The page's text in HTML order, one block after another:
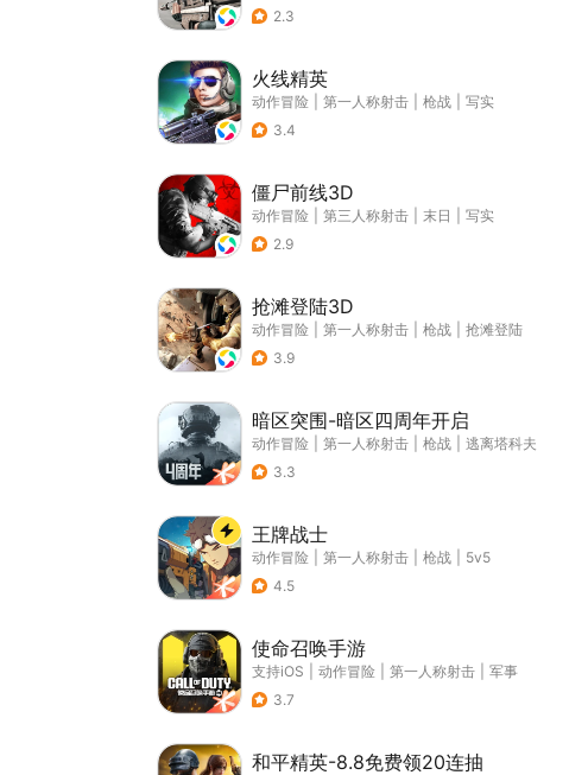
2.3
火线精英
动作冒险 第一人称射击 枪战
写实
3.4
僵尸前线3D
动作冒险 第三人称射击 末日
写实
2.9
抢滩登陆3D
动作冒险 第一人称射击 枪战
抢滩登陆
3.9
暗区突围-暗区四周年开启
动作冒险 第一人称射击 枪战
逃离塔科夫
3.3
王牌战士
动作冒险 第一人称射击 枪战
5v5
4.5
使命召唤手游
支持iOS 动作冒险 第一人称射击
军事
3.7
和平精英-8.8免费领20连抽